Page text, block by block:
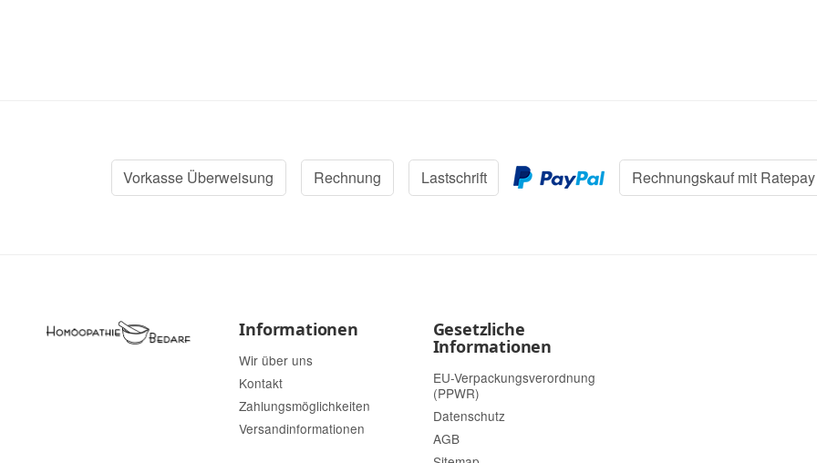
Vorkasse Überweisung Rechnung Lastschrift Rechnungskauf mit Ratepay
Informationen
Wir über uns
Kontakt
Zahlungsmöglichkeiten
Versandinformationen
Gesetzliche
Informationen
EU-Verpackungsverordnung
(PPWR)
Datenschutz
AGB